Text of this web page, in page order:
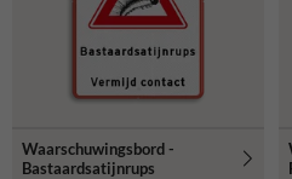
Waarschuwingsbord -
Bastaardsatijnrups